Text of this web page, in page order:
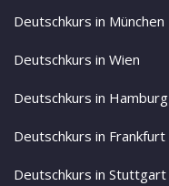
Deutschkurs in München
Deutschkurs in Wien
Deutschkurs in Hamburg
Deutschkurs in Frankfurt
Deutschkurs in Stuttgart